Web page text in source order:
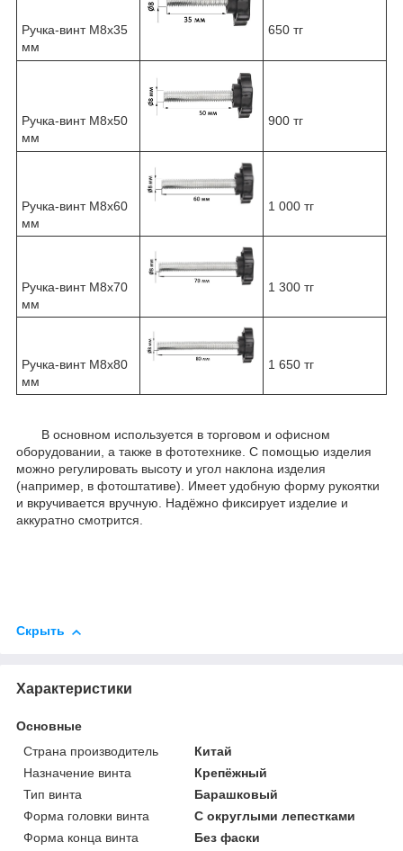
Ручка-винт М8х35
мм
650 тг
Ручка-винт М8х50
мм
900 тг
Ручка-винт М8х60
мм
1 000 тг
Ручка-винт М8х70
мм
1 300 тг
Ручка-винт М8х80
мм
1 650 тг
В основном используется в торговом и офисном
оборудовании, а также в фототехнике. С помощью изделия
можно регулировать высоту и угол наклона изделия
(например, в фотоштативе). Имеет удобную форму рукоятки
и вкручивается вручную. Надёжно фиксирует изделие и
аккуратно смотрится.
Скрыть
Характеристики
Основные
Страна производитель
Китай
Назначение винта
Крепёжный
Тип винта
Барашковый
Форма головки винта
С округлыми лепестками
Форма конца винта
Без фаски